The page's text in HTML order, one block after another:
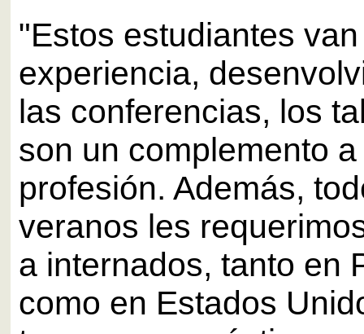
"Estos estudiantes
experiencia,
las conferencias, los
son un complemento
profesión. Además,
veranos les
a internados, tanto en
como en Estados